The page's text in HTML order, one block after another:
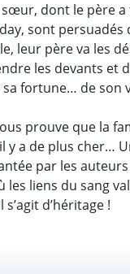
dont le père
sont
leur père va les
les devants et
fortune… de son
prouve que la
y a de plus cher…
par les auteurs
les liens du sang
d’héritage !